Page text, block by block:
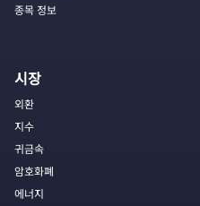
종목 정보
시장
외환
지수
귀금속
암호화폐
에너지